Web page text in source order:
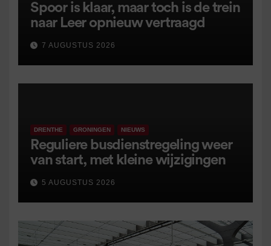
Spoor is klaar, maar toch is de trein
naar Leer opnieuw vertraagd
7 AUGUSTUS 2026
DRENTHE GRONINGEN NIEUWS
Reguliere busdienstregeling weer
van start, met kleine wijzigingen
5 AUGUSTUS 2026